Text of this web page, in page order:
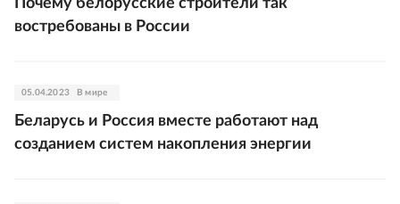
Почему белорусские строители так
востребованы в России
05.04.2023 В мире
Беларусь и Россия вместе работают над
созданием систем накопления энергии